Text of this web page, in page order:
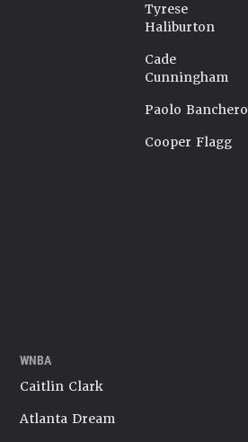
Tyrese
Haliburton
Cade
Cunningham
Paolo Banchero
Cooper Flagg
WNBA
Caitlin Clark
Atlanta Dream